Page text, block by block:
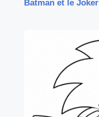
Batman et le Joker